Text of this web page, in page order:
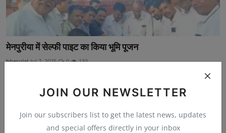
JOIN OUR NEWSLETTER
Join our subscribers list to get the latest news, updates
and special offers directly in your inbox
मेनपुरीया में सेल्फी पाइट का किया भूमि पूजन
bherulal Jul 7, 2025 0 133